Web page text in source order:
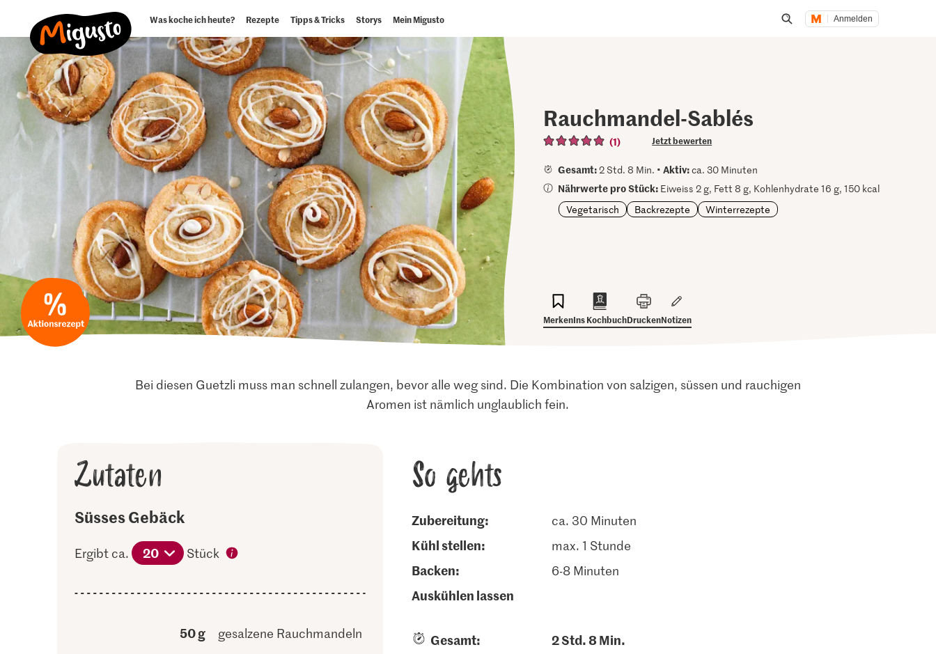
Was koche ich heute? Rezepte Tipps & Tricks Storys Mein Migusto Anmelden
Rauchmandel-Sablés
(1) Jetzt bewerten
Gesamt:2 Std. 8 Min. •Aktiv:ca. 30 Minuten
Nährwerte pro Stück: Eiweiss 2 g, Fett 8 g, Kohlenhydrate 16 g, 150 kcal
Vegetarisch
Backrezepte Winterrezepte
MerkenIns KochbuchDruckenNotizen
Bei diesen Guetzli muss man schnell zulangen, bevor alle weg sind. Die Kombination von salzigen, süssen und rauchigen
Aromen ist nämlich unglaublich fein.
Zutaten
Süsses Gebäck
Ergibt ca. 20 Stück
50 g gesalzene Rauchmandeln
So gehts
Zubereitung: ca. 30 Minuten
kühl stellen: max. 1 Stunde
backen: 6-8 Minuten
auskühlen lassen
Gesamt: 2 Std. 8 Min.